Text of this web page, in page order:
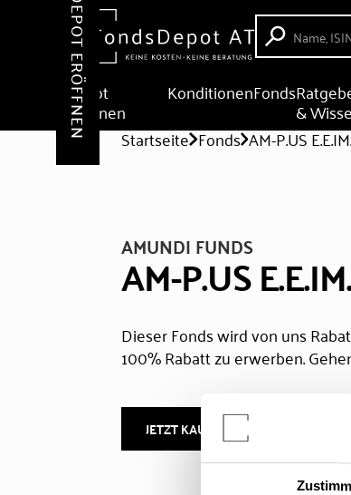
Depot
eröffnen
KonditionenFonds
&
DEPOT ERÖFFNEN Startseite Fonds AM-P.US
AMUNDI FUNDS
AM-P.US
Dieser Fonds wird von uns
100% Rabatt zu erwerben.
JETZT KAUFEN